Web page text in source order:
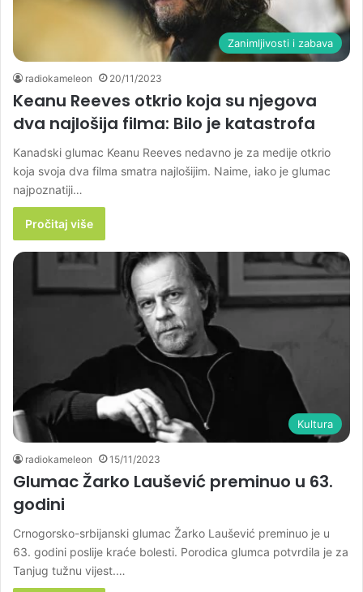
Zanimljivosti i zabava
radiokameleon 20/11/2023
Keanu Reeves otkrio koja su njegova
dva najlošija filma: Bilo je katastrofa
Kanadski glumac Keanu Reeves nedavno je za medije otkrio
koja svoja dva filma smatra najlošijim. Naime, iako je glumac
najpoznatiji…
Pročitaj više
Kultura
radiokameleon 15/11/2023
Glumac Žarko Laušević preminuo u 63.
godini
Crnogorsko-srbijanski glumac Žarko Laušević preminuo je u
63. godini poslije kraće bolesti. Porodica glumca potvrdila je za
Tanjug tužnu vijest.…